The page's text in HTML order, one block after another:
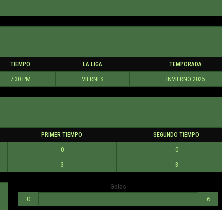
TIEMPO LA LIGA TEMPORADA
7:30 PM VIERNES INVIERNO 2025
PRIMER TIEMPO SEGUNDO TIEMPO
0 0
3 3
Goles
0 6